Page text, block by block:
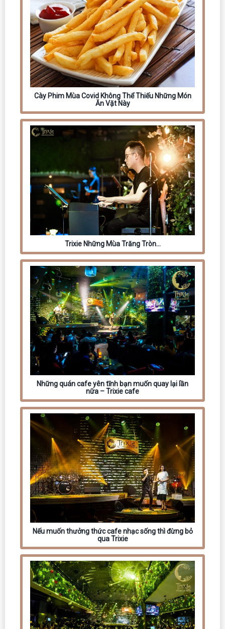
Cày Phim Mùa Covid Không Thể Thiếu Những Món
Ăn Vặt Này
Trixie Những Mùa Trăng Tròn…
Những quán cafe yên tĩnh bạn muốn quay lại lần
nữa – Trixie cafe
Nếu muốn thưởng thức cafe nhạc sống thì đừng bỏ
qua Trixie